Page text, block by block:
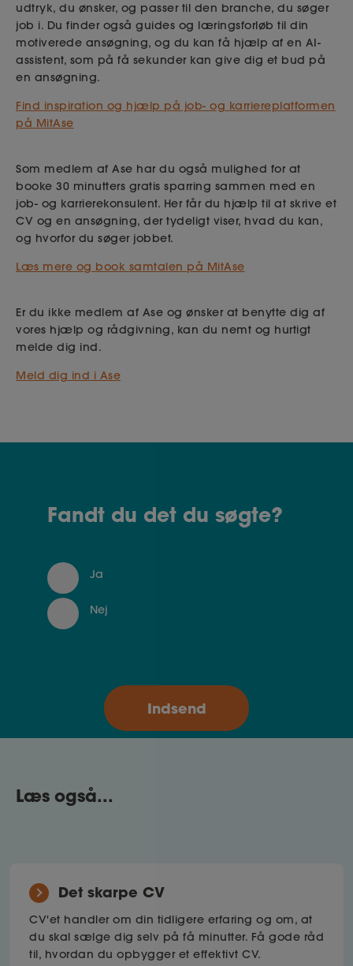
udtryk, du ønsker, og passer til den branche, du søger
job i. Du finder også guides og læringsforløb til din
motiverede ansøgning, og du kan få hjælp af en AI-
assistent, som på få sekunder kan give dig et bud på
en ansøgning.
Find inspiration og hjælp på job- og karriereplatformen
på MitAse
Som medlem af Ase har du også mulighed for at
booke 30 minutters gratis sparring sammen med en
job- og karrierekonsulent. Her får du hjælp til at skrive et
CV og en ansøgning, der tydeligt viser, hvad du kan,
og hvorfor du søger jobbet.
Læs mere og book samtalen på MitAse
Er du ikke medlem af Ase og ønsker at benytte dig af
vores hjælp og rådgivning, kan du nemt og hurtigt
melde dig ind.
Meld dig ind i Ase
Fandt du det du søgte?
Ja
Nej
Læs også...
Det skarpe CV
CV'et handler om din tidligere erfaring og om, at
du skal sælge dig selv på få minutter. Få gode råd
til, hvordan du opbygger et effektivt CV.